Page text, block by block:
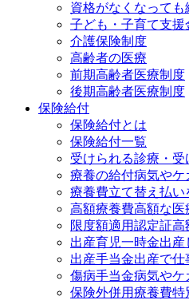
資格がなくなっても
子ども・子育て支援
介護保険制度
高齢者の医療
前期高齢者医療制度
後期高齢者医療制度
保険給付
保険給付とは
保険給付一覧
受けられる診療・
療養の給付病気やケ
療養費立て替え払い
高額療養費高額な医
限度額適用認定証高
出産育児一時金出産
出産手当金出産で仕
傷病手当金病気やケ
保険外併用療養費特